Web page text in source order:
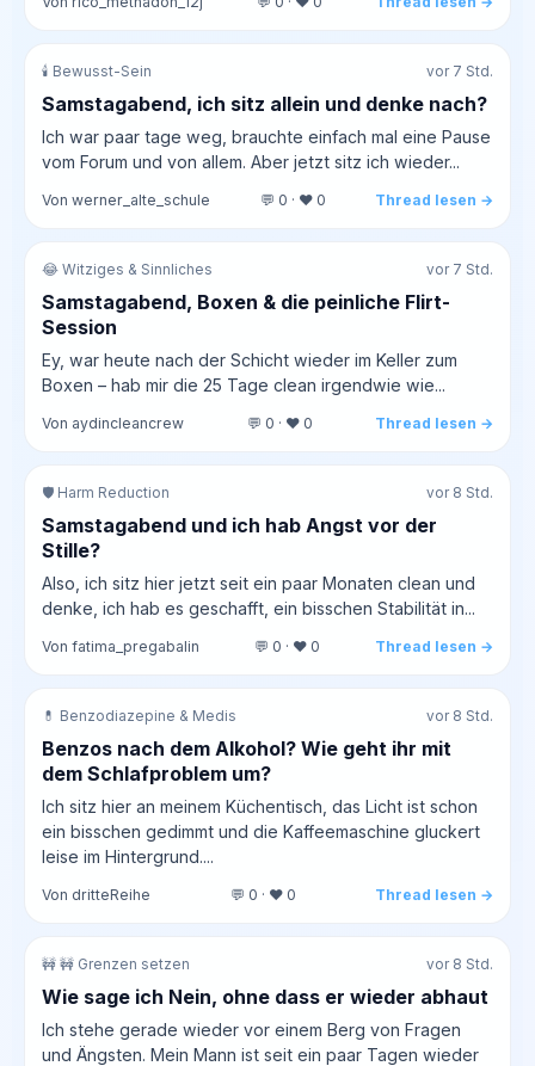
🕯️ Bewusst-Sein vor 7 Std.
Samstagabend, ich sitz allein und denke nach?
Ich war paar tage weg, brauchte einfach mal eine Pause
vom Forum und von allem. Aber jetzt sitz ich wieder...
Von werner_alte_schule 💬 0 · ❤️ 0 Thread lesen →
😂 Witziges & Sinnliches vor 7 Std.
Samstagabend, Boxen & die peinliche Flirt-
Session
Ey, war heute nach der Schicht wieder im Keller zum
Boxen – hab mir die 25 Tage clean irgendwie wie...
Von aydincleancrew 💬 0 · ❤️ 0 Thread lesen →
🛡️ Harm Reduction vor 8 Std.
Samstagabend und ich hab Angst vor der
Stille?
Also, ich sitz hier jetzt seit ein paar Monaten clean und
denke, ich hab es geschafft, ein bisschen Stabilität in...
Von fatima_pregabalin 💬 0 · ❤️ 0 Thread lesen →
💊 Benzodiazepine & Medis vor 8 Std.
Benzos nach dem Alkohol? Wie geht ihr mit
dem Schlafproblem um?
Ich sitz hier an meinem Küchentisch, das Licht ist schon
ein bisschen gedimmt und die Kaffeemaschine gluckert
leise im Hintergrund....
Von dritteReihe 💬 0 · ❤️ 0 Thread lesen →
🚧 🚧 Grenzen setzen vor 8 Std.
Wie sage ich Nein, ohne dass er wieder abhaut
Ich stehe gerade wieder vor einem Berg von Fragen
und Ängsten. Mein Mann ist seit ein paar Tagen wieder